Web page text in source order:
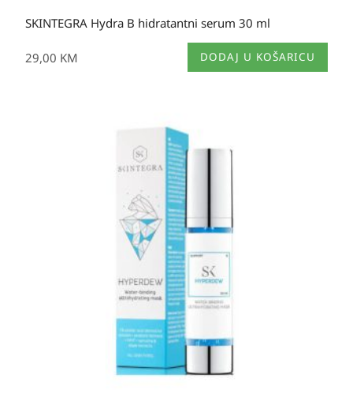
SKINTEGRA Hydra B hidratantni serum 30 ml
29,00 KM DODAJ U KOŠARICU